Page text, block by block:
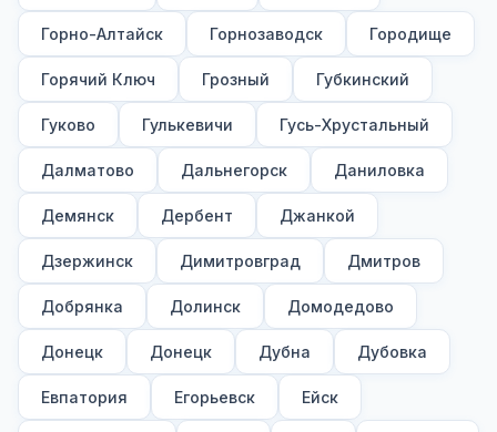
Горно-Алтайск Горнозаводск Городище
Горячий Ключ Грозный Губкинский
Гуково Гулькевичи Гусь-Хрустальный
Далматово Дальнегорск Даниловка
Демянск Дербент Джанкой
Дзержинск Димитровград Дмитров
Добрянка Долинск Домодедово
Донецк Донецк Дубна Дубовка
Евпатория Егорьевск Ейск